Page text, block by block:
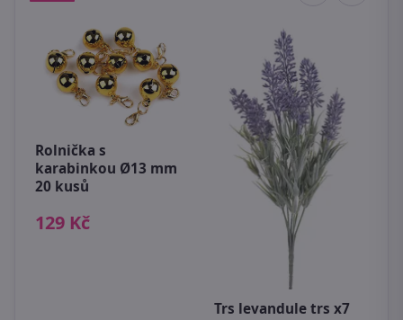
Rolnička s
karabinkou Ø13 mm
20 kusů
129 Kč
Trs levandule trs x7